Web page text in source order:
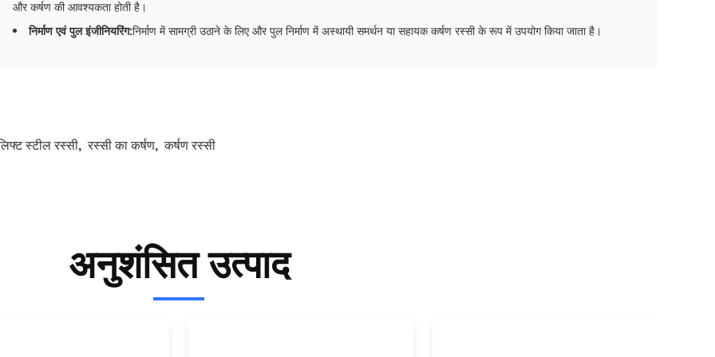
और कर्षण की आवश्यकता होती है।
निर्माण एवं पुल इंजीनियरिंग:निर्माण में सामग्री उठाने के लिए और पुल निर्माण में अस्थायी समर्थन या सहायक कर्षण रस्सी के रूप में उपयोग किया जाता है।
स्टील रस्सी,रस्सी का कर्षण,कर्षण रस्सी
अनुशंसित उत्पाद